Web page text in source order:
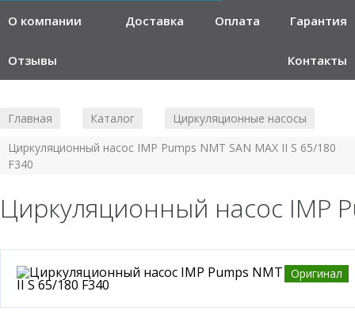
О компании Доставка Оплата Гарантия
Отзывы Контакты
Главная Каталог Циркуляционные насосы
Циркуляционный насос IMP Pumps NMT SAN MAX II S 65/180
F340
Циркуляционный насос IMP
Оригинал